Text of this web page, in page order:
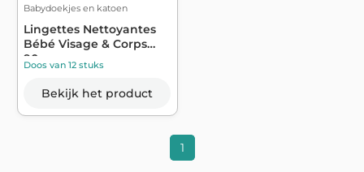
Babydoekjes en katoen
Lingettes Nettoyantes
Bébé Visage & Corps
90u.
Doos van 12 stuks
Bekijk het product
1